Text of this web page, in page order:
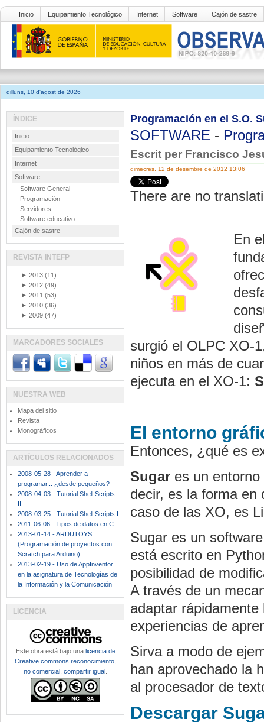
Inicio Equipamiento Tecnológico Internet Software Cajón de sastre
dilluns, 10 d'agost de 2026
Programación en el S.O.
SOFTWARE -
Escrit per Francisco
dimecres, 12 de desembre de 2012 13:06
There are no
En
surgió el OLPC XO-
niños en más de
ejecuta en el XO-1:
El entorno
Entonces, ¿qué es
Sugar es un
decir, es la forma en
caso de las XO, es
Sugar es un
está escrito en
posibilidad de
A través de un
adaptar
experiencias de
Sirva a modo de
han aprovechado la
al procesador de
Descargar
ÍNDICE
Inicio
Equipamiento Tecnológico
Internet
Software
Software General
Programación
Servidores
Software educativo
Cajón de sastre
REVISTA INTEFP
► 2013 (11)
► 2012 (49)
► 2011 (53)
► 2010 (36)
► 2009 (47)
MARCADORES SOCIALES
NUESTRA WEB
Mapa del sitio
Revista
Monográficos
ARTÍCULOS RELACIONADOS
2008-05-28 - Aprender a
programar... ¿desde pequeños?
2008-04-03 - Tutorial Shell Scripts
II
2008-03-25 - Tutorial Shell Scripts I
2011-06-06 - Tipos de datos en C
2013-01-14 - ARDUTOYS
(Programación de proyectos con
Scratch para Arduino)
2013-02-19 - Uso de AppInventor
en la asignatura de Tecnologías de
la Información y la Comunicación
LICENCIA
Este obra está bajo una licencia de
Creative commons reconocimiento,
no comercial, compartir igual